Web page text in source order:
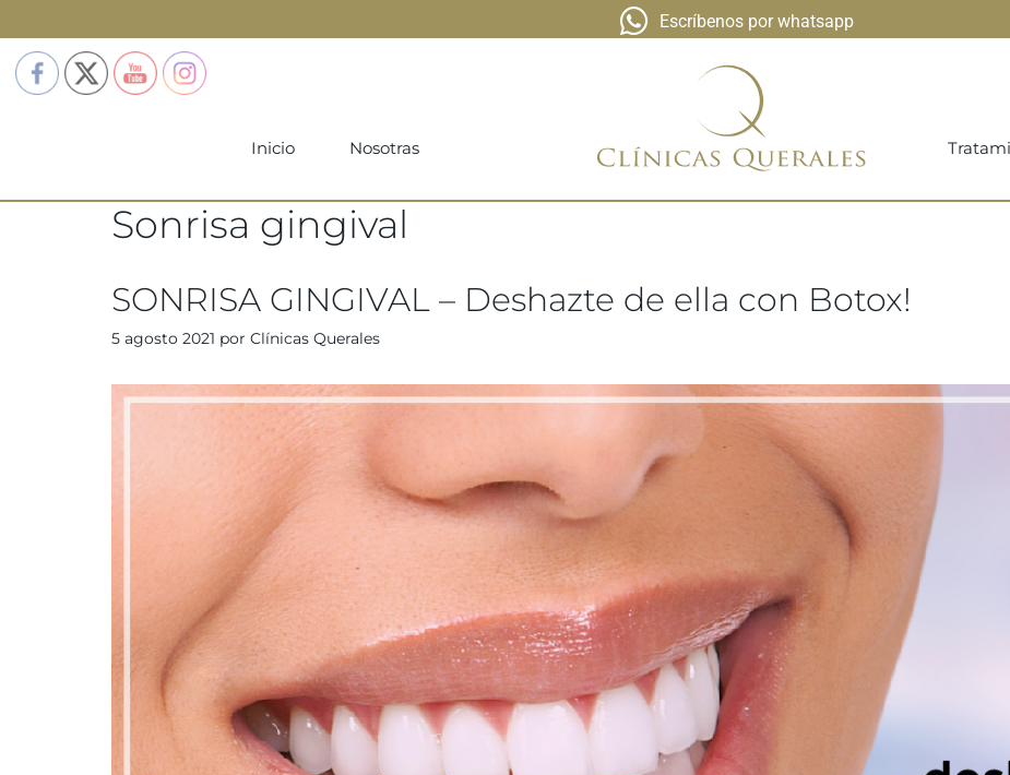
Escríbenos por whatsapp
Inicio Nosotras
Sonrisa gingival
SONRISA GINGIVAL – Deshazte de ella con Botox!
5 agosto 2021 por Clínicas Querales